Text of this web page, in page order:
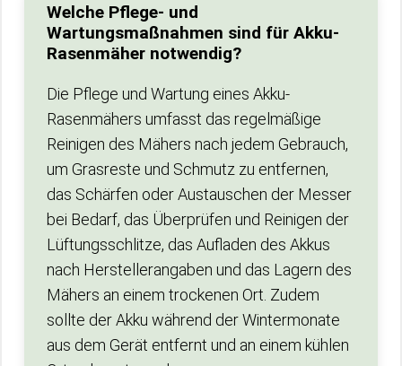
Welche Pflege- und
Wartungsmaßnahmen sind für Akku-
Rasenmäher notwendig?
Die Pflege und Wartung eines Akku-
Rasenmähers umfasst das regelmäßige
Reinigen des Mähers nach jedem Gebrauch,
um Grasreste und Schmutz zu entfernen,
das Schärfen oder Austauschen der Messer
bei Bedarf, das Überprüfen und Reinigen der
Lüftungsschlitze, das Aufladen des Akkus
nach Herstellerangaben und das Lagern des
Mähers an einem trockenen Ort. Zudem
sollte der Akku während der Wintermonate
aus dem Gerät entfernt und an einem kühlen